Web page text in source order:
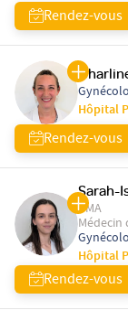
Rendez-vous
Hôpital
Rendez-vous
Sarah-
PMA
Hôpital
Rendez-vous